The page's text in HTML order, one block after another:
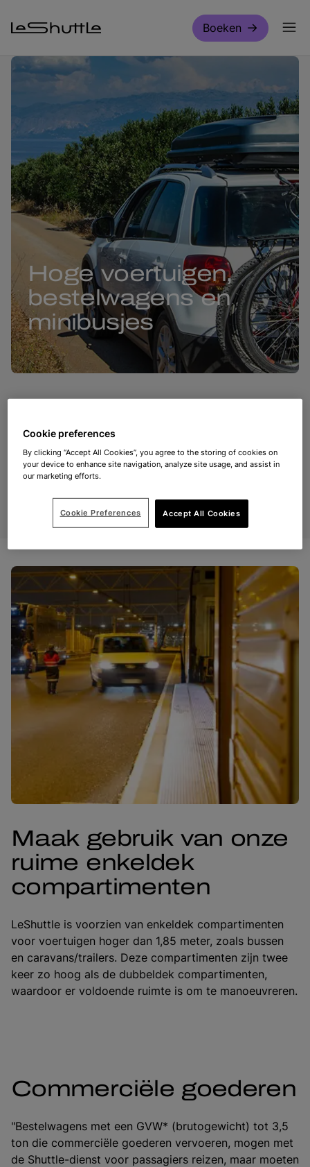
Boeken
Hoge voertuigen,
bestelwagens en
minibusjes
Is je voertuig hoger dan
1,85 meter?
kunnen wij u gemakkelijk bedienen op LeShuttle.
Maak gebruik van onze
ruime enkeldek
compartimenten
LeShuttle is voorzien van enkeldek compartimenten
voor voertuigen hoger dan 1,85 meter, zoals bussen
en caravans/trailers. Deze compartimenten zijn twee
keer zo hoog als de dubbeldek compartimenten,
waardoor er voldoende ruimte is om te manoeuvreren.
Commerciële goederen
"Bestelwagens met een GVW* (brutogewicht) tot 3,5
ton die commerciële goederen vervoeren, mogen met
de Shuttle-dienst voor passagiers reizen, maar moeten
Cookie preferences
By clicking “Accept All Cookies”, you agree to the storing of cookies on
your device to enhance site navigation, analyze site usage, and assist in
our marketing efforts.
Accept All Cookies
Cookie Preferences